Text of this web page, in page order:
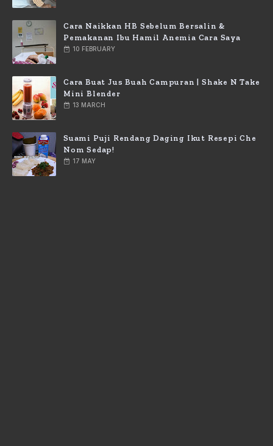
Cara Naikkan HB Sebelum Bersalin &
Pemakanan Ibu Hamil Anemia Cara Saya
10 FEBRUARY
Cara Buat Jus Buah Campuran | Shake N Take
Mini Blender
13 MARCH
Suami Puji Rendang Daging Ikut Resepi Che
Nom Sedap!
17 MAY